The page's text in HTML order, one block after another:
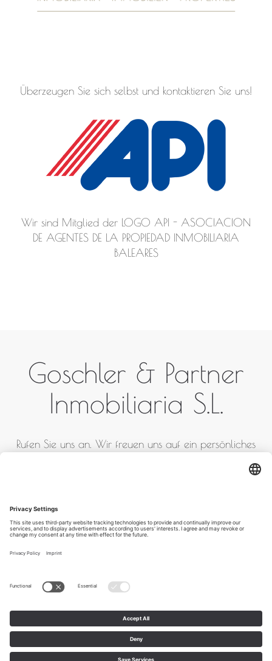
Überzeugen Sie sich selbst und kontaktieren Sie uns!
Wir sind Mitglied der LOGO API - ASOCIACION
DE AGENTES DE LA PROPIEDAD INMOBILIARIA
BALEARES
Goschler & Partner
Inmobiliaria S.L.
Rufen Sie uns an. Wir freuen uns auf ein persönliches
Impressum AGB
Copyright 2026 bei Goschler & Partner Inmobiliaria S.L. - Alle